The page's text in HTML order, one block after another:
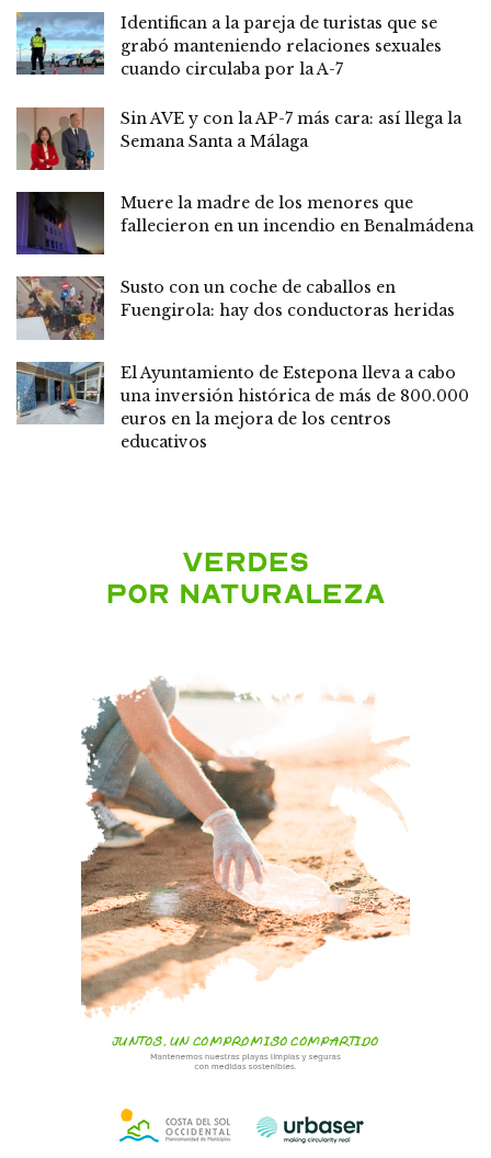
Identifican a la pareja de turistas que se
grabó manteniendo relaciones sexuales
cuando circulaba por la A-7
Sin AVE y con la AP-7 más cara: así llega la
Semana Santa a Málaga
Muere la madre de los menores que
fallecieron en un incendio en Benalmádena
Susto con un coche de caballos en
Fuengirola: hay dos conductoras heridas
El Ayuntamiento de Estepona lleva a cabo
una inversión histórica de más de 800.000
euros en la mejora de los centros
educativos